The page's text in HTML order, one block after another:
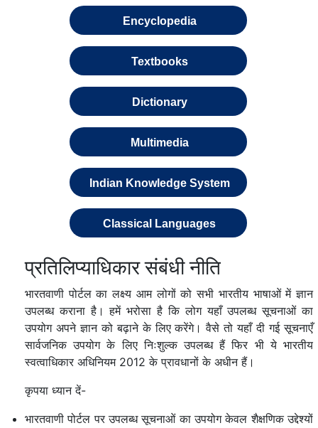
Encyclopedia
Textbooks
Dictionary
Multimedia
Indian Knowledge System
Classical Languages
प्रतिलिप्याधिकार संबंधी नीति
भारतवाणी पोर्टल का लक्ष्य आम लोगों को सभी भारतीय भाषाओं में ज्ञान
उपलब्ध कराना है। हमें भरोसा है कि लोग यहाँ उपलब्ध सूचनाओं का
उपयोग अपने ज्ञान को बढ़ाने के लिए करेंगे। वैसे तो यहाँ दी गई सूचनाएँ
सार्वजनिक उपयोग के लिए निःशुल्क उपलब्ध हैं फिर भी ये भारतीय
स्वत्वाधिकार अधिनियम 2012 के प्रावधानों के अधीन हैं।
कृपया ध्यान दें-
भारतवाणी पोर्टल पर उपलब्ध सूचनाओं का उपयोग केवल शैक्षणिक उद्देश्यों